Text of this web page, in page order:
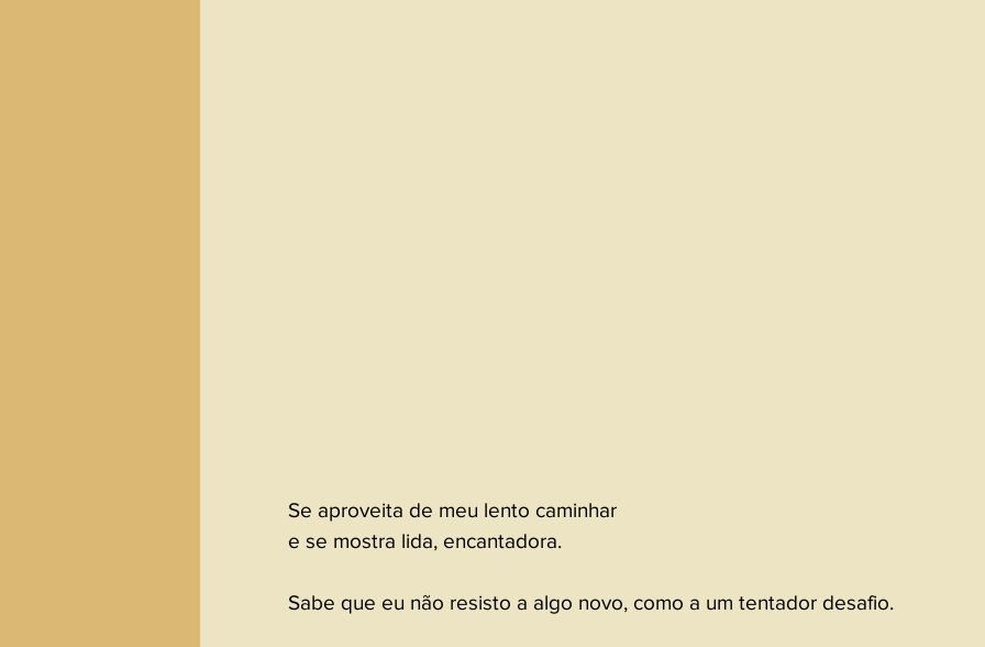
Se aproveita de meu lento caminhar
e se mostra lida, encantadora.
Sabe que eu não resisto a algo novo, como a um tentador desafio.